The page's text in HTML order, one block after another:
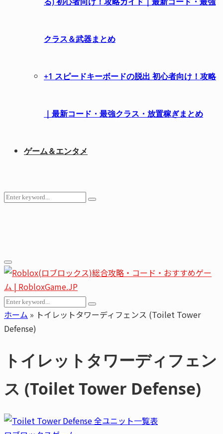
クラス＆武器まとめ
+1 スピードキーボードの脱出 初心者向け！攻略
｜最新コード・最強クラス・放置稼ぎまとめ
ゲーム＆エンタメ
Search
Search
Primary
Menu
Search
for:
Search
ホーム » トイレットタワーディフェンス (Toilet Tower
Defense)
トイレットタワーディフェン
ス (Toilet Tower Defense)